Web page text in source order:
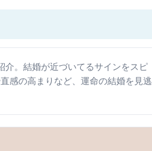
介。結婚が近づいてるサインをスピ
感の高まりなど、運命の結婚を見逃